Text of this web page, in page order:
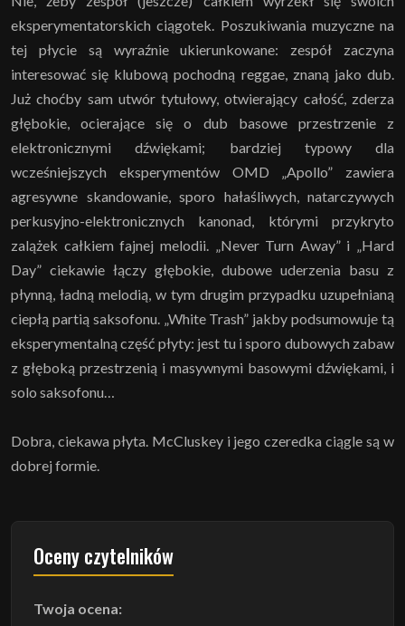
eksperymentatorskich ciągotek. Poszukiwania muzyczne na
tej płycie są wyraźnie ukierunkowane: zespół zaczyna
interesować się klubową pochodną reggae, znaną jako dub.
Już choćby sam utwór tytułowy, otwierający całość, zderza
głębokie, ocierające się o dub basowe przestrzenie z
elektronicznymi dźwiękami; bardziej typowy dla
wcześniejszych eksperymentów OMD „Apollo” zawiera
agresywne skandowanie, sporo hałaśliwych, natarczywych
perkusyjno-elektronicznych kanonad, którymi przykryto
zalążek całkiem fajnej melodii. „Never Turn Away” i „Hard
Day” ciekawie łączy głębokie, dubowe uderzenia basu z
płynną, ładną melodią, w tym drugim przypadku uzupełnianą
ciepłą partią saksofonu. „White Trash” jakby podsumowuje tą
eksperymentalną część płyty: jest tu i sporo dubowych zabaw
z głęboką przestrzenią i masywnymi basowymi dźwiękami, i
solo saksofonu…
Dobra, ciekawa płyta. McCluskey i jego czeredka ciągle są w
dobrej formie.
Oceny czytelników
Twoja ocena: